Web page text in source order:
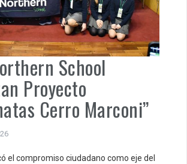
School
Proyecto
Cerro Marconi”
el compromiso ciudadano como eje del